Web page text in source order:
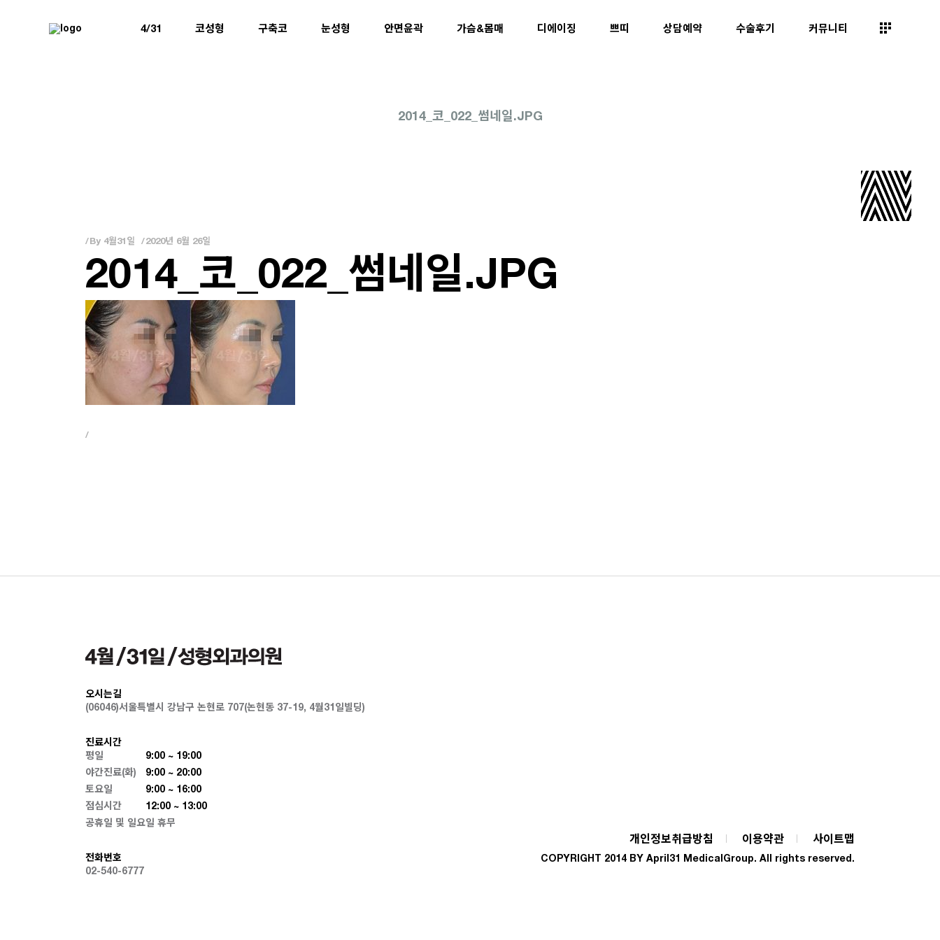
4/31 코성형 구축코 눈성형 안면윤곽 가슴&몸매 디에이징 쁘띠 상담예약 수술후기 커뮤니티
2014_코_022_썸네일.JPG
By 4월31일 2020년 6월 26일
2014_코_022_썸네일.JPG
오시는길
(06046)서울특별시 강남구 논현로 707(논현동 37-19, 4월31일빌딩)
진료시간
평일
9:00 ~ 19:00
야간진료(화)
9:00 ~ 20:00
토요일
9:00 ~ 16:00
점심시간
12:00 ~ 13:00
공휴일 및 일요일 휴무
전화번호
02-540-6777
개인정보취급방침 이용약관 사이트맵
COPYRIGHT 2014 BY April31 MedicalGroup. All rights reserved.